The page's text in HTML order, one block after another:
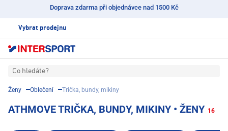
Doprava zdarma při objednávce nad 1500 Kč
Vybrat prodejnu
Co hledáte?
Ženy Oblečení Trička, bundy, mikiny
ATHMOVE TRIČKA, BUNDY, MIKINY • ŽENY 16